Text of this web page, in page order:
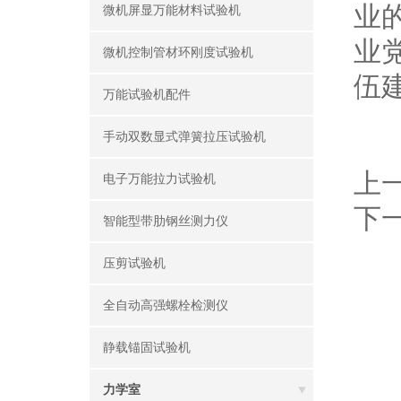
微机屏显万能材料试验机
微机控制管材环刚度试验机
万能试验机配件
手动双数显式弹簧拉压试验机
电子万能拉力试验机
智能型带肋钢丝测力仪
压剪试验机
全自动高强螺栓检测仪
静载锚固试验机
力学室
业
业
伍
上
下